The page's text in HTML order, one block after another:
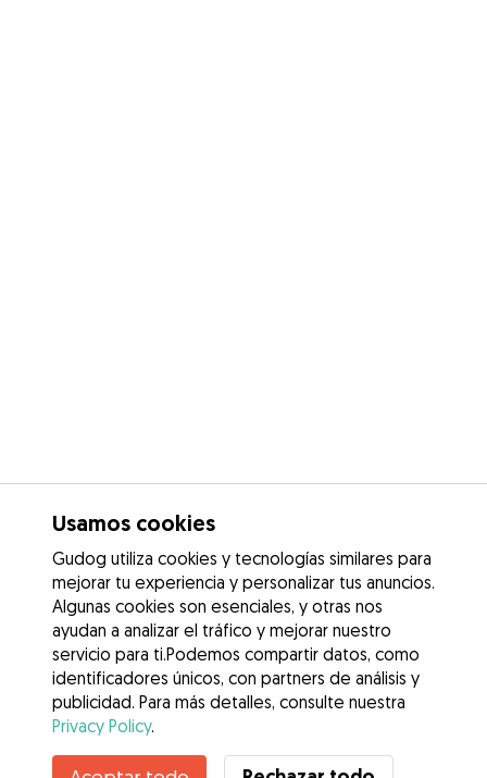
Contacta con Carolina
Usamos cookies
Gudog utiliza cookies y tecnologías similares para
mejorar tu experiencia y personalizar tus anuncios.
Algunas cookies son esenciales, y otras nos
ayudan a analizar el tráfico y mejorar nuestro
servicio para ti.Podemos compartir datos, como
identificadores únicos, con partners de análisis y
publicidad. Para más detalles, consulte nuestra
Privacy Policy.